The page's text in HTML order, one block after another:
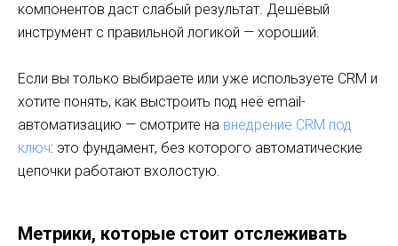
компонентов даст слабый результат. Дешёвый
инструмент с правильной логикой — хороший.
Если вы только выбираете или уже используете CRM и
хотите понять, как выстроить под неё email-
автоматизацию — смотрите на внедрение CRM под
ключ: это фундамент, без которого автоматические
цепочки работают вхолостую.
Метрики, которые стоит отслеживать